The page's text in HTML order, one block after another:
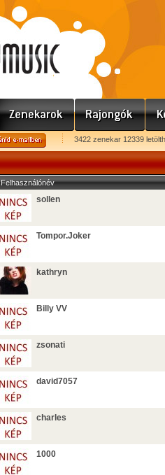
3422 zenekar 12339
Felhasználónév
sollen
Tompor.Joker
kathryn
Billy VV
zsonati
david7057
charles
1000